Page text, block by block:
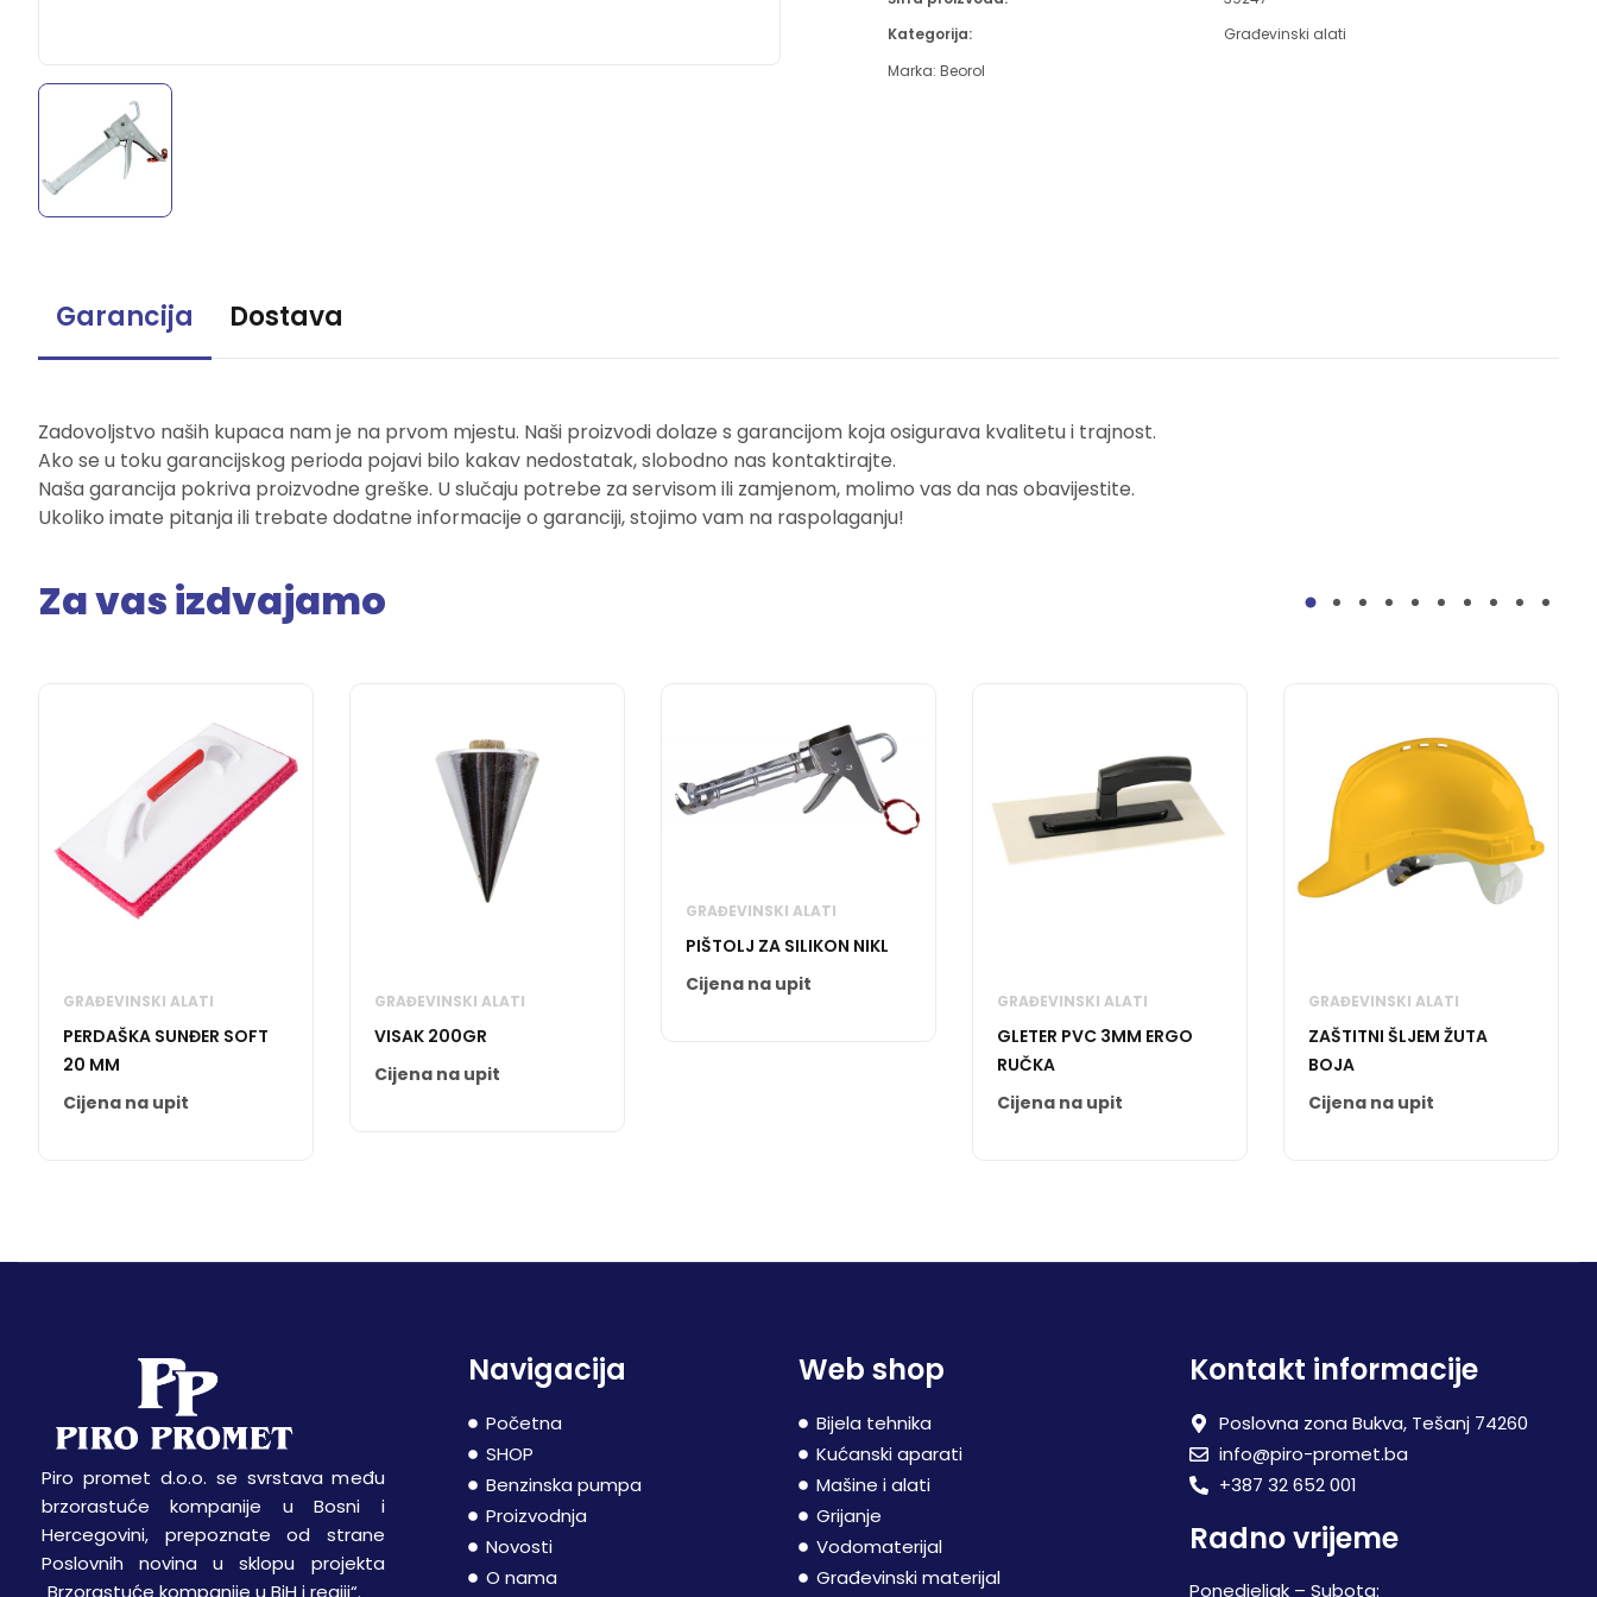
Kategorija:
Građevinski alati
Marka: Beorol
Garancija Dostava
Zadovoljstvo naših kupaca nam je na prvom mjestu. Naši proizvodi dolaze s garancijom koja osigurava kvalitetu i trajnost.
Ako se u toku garancijskog perioda pojavi bilo kakav nedostatak, slobodno nas kontaktirajte.
Naša garancija pokriva proizvodne greške. U slučaju potrebe za servisom ili zamjenom, molimo vas da nas obavijestite.
Ukoliko imate pitanja ili trebate dodatne informacije o garanciji, stojimo vam na raspolaganju!
Za vas izdvajamo
GRAĐEVINSKI ALATI
PERDAŠKA SUNĐER SOFT
20 MM
Cijena na upit
GRAĐEVINSKI ALATI
VISAK 200GR
Cijena na upit
GRAĐEVINSKI ALATI
PIŠTOLJ ZA SILIKON NIKL
Cijena na upit
GRAĐEVINSKI ALATI
GLETER PVC 3MM ERGO
RUČKA
Cijena na upit
GRAĐEVINSKI ALATI
ZAŠTITNI ŠLJEM ŽUTA
BOJA
Cijena na upit
Piro promet d.o.o. se svrstava među
brzorastuće kompanije u Bosni i
Hercegovini, prepoznate od strane
Poslovnih novina u sklopu projekta
Navigacija
Početna
SHOP
Benzinska pumpa
Proizvodnja
Novosti
O nama
Web shop
Bijela tehnika
Kućanski aparati
Mašine i alati
Grijanje
Vodomaterijal
Građevinski materijal
Kontakt informacije
Poslovna zona Bukva, Tešanj 74260
info@piro-promet.ba
+387 32 652 001
Radno vrijeme
Ponedjeljak – Subota: